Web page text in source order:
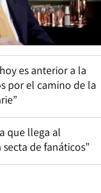
es anterior a la
por el camino de la
que llega al
de fanáticos”